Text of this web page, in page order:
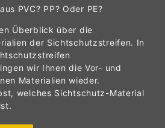
PVC? PP? Oder PE?
Überblick über die
der Sichtschutzstreifen. In
wir Ihnen die Vor- und
Materialien wieder.
welches Sichtschutz-Material